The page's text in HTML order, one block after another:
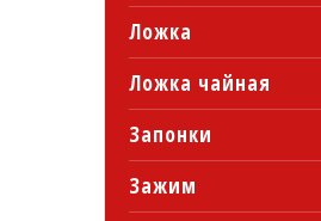
Ложка
Ложка чайная
Запонки
Зажим